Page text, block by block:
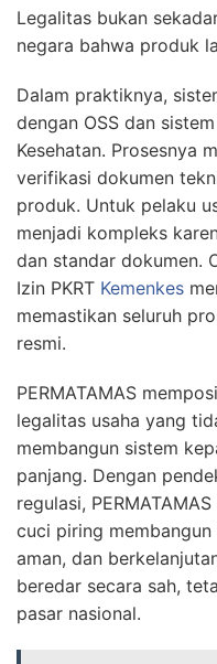
Legalitas bukan
negara bahwa produk
Dalam praktiknya,
dengan OSS dan
Kesehatan. Prosesnya
verifikasi dokumen
produk. Untuk pelaku
menjadi kompleks
dan standar dokumen.
Izin PKRT Kemenkes
memastikan seluruh
resmi.
PERMATAMAS
legalitas usaha yang
membangun sistem
panjang. Dengan
regulasi,
cuci piring
aman, dan
beredar secara sah,
pasar nasional.